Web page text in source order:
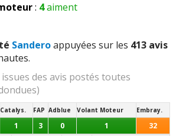
: 4aiment
Sanderoappuyées sur les 413 avis
des avis postés toutes
Catalys. FAP Adblue Volant Moteur Embray.
1 3 0 1 32